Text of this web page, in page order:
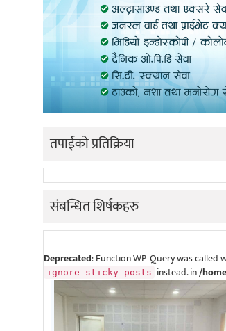
तपाईको प्रतिक्रिया
संबन्धित शिर्षकहरु
Deprecated: Function WP_Query was
ignore_sticky_posts instead. in/